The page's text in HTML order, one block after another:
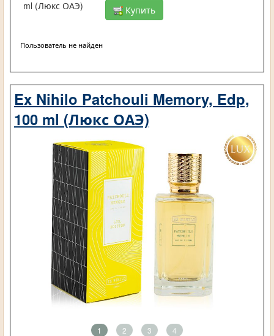
ml (Люкс ОАЭ)
Купить
Пользователь не найден
Ex Nihilo Patchouli Memory, Edp,
100 ml (Люкс ОАЭ)
1 2 3 4